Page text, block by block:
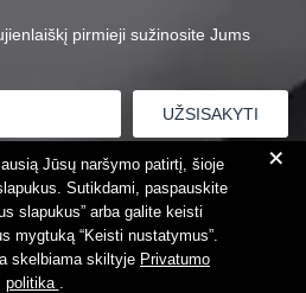
pirmieji sužinosite Jums
politika +
Jūsų naršymo patirtį, šioje
Sutikdami, paspauskite
slapukus” arba galite keisti
mygtuką “Keisti nustatymus”.
skelbiama skiltyje Privatumo
politika .